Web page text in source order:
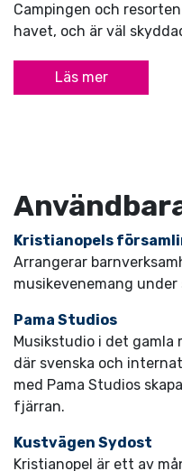
Campingen och
havet, och är väl
Läs mer
Kristianopels
Arrangerar
musikevenemang under
Pama Studios
Musikstudio i det gamla
där svenska och
med Pama Studios
fjärran.
Kustvägen Sydost
Kristianopel är ett av